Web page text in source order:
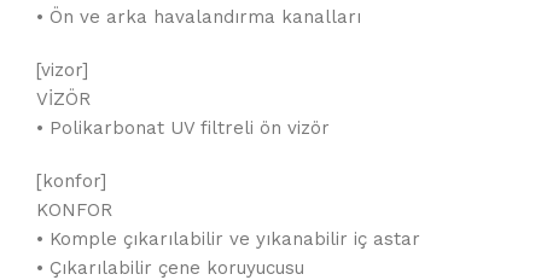
• Ön ve arka havalandırma kanalları
[vizor]
VİZÖR
• Polikarbonat UV filtreli ön vizör
[konfor]
KONFOR
• Komple çıkarılabilir ve yıkanabilir iç astar
• Çıkarılabilir çene koruyucusu